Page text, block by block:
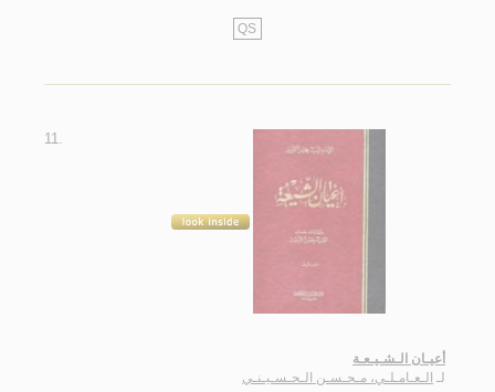
QS
11.
أعيـان الـشـيـعـة
لـ الـعـامـلـي، مـحـسـن الـحـسـيـنـي